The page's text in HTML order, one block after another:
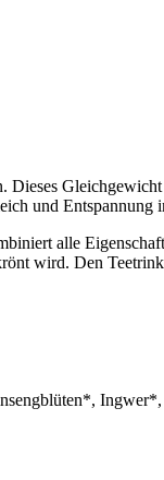
und Entspannung
alle
wird. Den